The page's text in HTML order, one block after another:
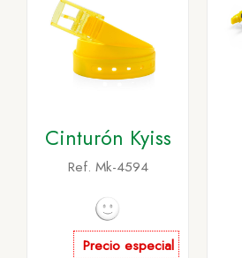
Cinturón Kyiss
Ref. Mk-4594
Precio especial